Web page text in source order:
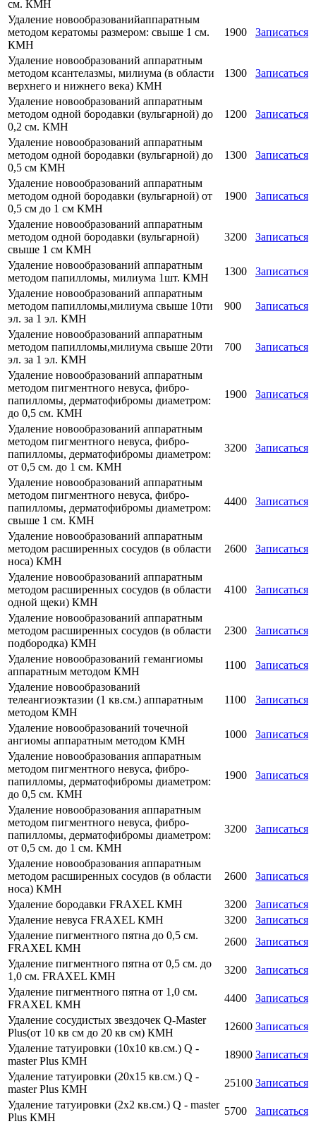
см. КМН
Удаление новообразованийаппаратным
методом кератомы размером: свыше 1 см.
КМН
1900 Записаться
Удаление новообразований аппаратным
методом ксантелазмы, милиума (в области
верхнего и нижнего века) КМН
1300 Записаться
Удаление новообразований аппаратным
методом одной бородавки (вульгарной) до
0,2 см. КМН
1200 Записаться
Удаление новообразований аппаратным
методом одной бородавки (вульгарной) до
0,5 см КМН
1300 Записаться
Удаление новообразований аппаратным
методом одной бородавки (вульгарной) от
0,5 см до 1 см КМН
1900 Записаться
Удаление новообразований аппаратным
методом одной бородавки (вульгарной)
свыше 1 см КМН
3200 Записаться
Удаление новообразований аппаратным
методом папилломы, милиума 1шт. КМН
1300
Записаться
Удаление новообразований аппаратным
методом папилломы,милиума свыше 10ти
эл. за 1 эл. КМН
900 Записаться
Удаление новообразований аппаратным
методом папилломы,милиума свыше 20ти
эл. за 1 эл. КМН
700 Записаться
Удаление новообразований аппаратным
методом пигментного невуса, фибро-
папилломы, дерматофибромы диаметром:
до 0,5 см. КМН
1900 Записаться
Удаление новообразований аппаратным
методом пигментного невуса, фибро-
папилломы, дерматофибромы диаметром:
от 0,5 см. до 1 см. КМН
3200 Записаться
Удаление новообразований аппаратным
методом пигментного невуса, фибро-
папилломы, дерматофибромы диаметром:
свыше 1 см. КМН
4400 Записаться
Удаление новообразований аппаратным
методом расширенных сосудов (в области
носа) КМН
2600 Записаться
Удаление новообразований аппаратным
методом расширенных сосудов (в области
одной щеки) КМН
4100 Записаться
Удаление новообразований аппаратным
методом расширенных сосудов (в области
подбородка) КМН
2300 Записаться
Удаление новообразований гемангиомы
аппаратным методом КМН
1100
Записаться
Удаление новообразований
телеангиоэктазии (1 кв.см.) аппаратным
методом КМН
1100 Записаться
Удаление новообразований точечной
ангиомы аппаратным методом КМН
1000
Записаться
Удаление новообразования аппаратным
методом пигментного невуса, фибро-
папилломы, дерматофибромы диаметром:
до 0,5 см. КМН
1900 Записаться
Удаление новообразования аппаратным
методом пигментного невуса, фибро-
папилломы, дерматофибромы диаметром:
от 0,5 см. до 1 см. КМН
3200 Записаться
Удаление новообразования аппаратным
методом расширенных сосудов (в области
носа) КМН
2600 Записаться
Удаление бородавки FRAXEL КМН 3200
Записаться
Удаление невуса FRAXEL КМН
3200
Записаться
Удаление пигментного пятна до 0,5 см.
FRAXEL КМН
2600
Записаться
Удаление пигментного пятна от 0,5 см. до
1,0 см. FRAXEL КМН
3200
Записаться
Удаление пигментного пятна от 1,0 см.
FRAXEL КМН
4400
Записаться
Удаление сосудистых звездочек Q-Master
Plus(от 10 кв см до 20 кв см) КМН
12600 Записаться
Удаление татуировки (10х10 кв.см.) Q -
master Plus КМН
18900 Записаться
Удаление татуировки (20х15 кв.см.) Q -
master Plus КМН
25100 Записаться
Удаление татуировки (2х2 кв.см.) Q - master
Plus КМН
5700
Записаться